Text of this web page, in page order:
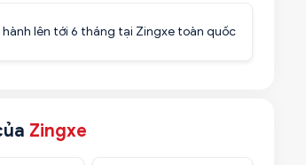
hành lên tới 6 tháng tại Zingxe toàn quốc
Zingxe